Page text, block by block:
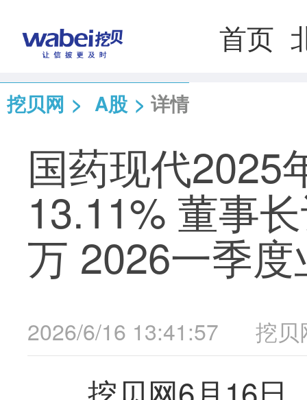
首页
挖贝网 > A股 > 详情
国药现代2025
13.11% 董事
万 2026一季
2026/6/16 13:41:57 挖贝